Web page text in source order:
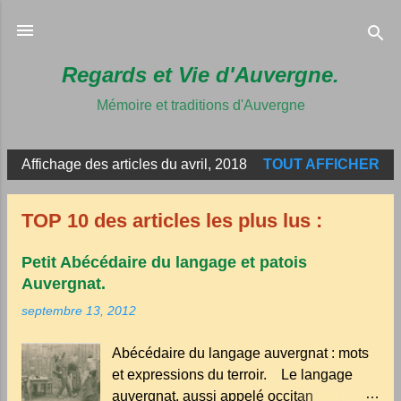
Accéder
Regards et Vie d'Auvergne.
Mémoire et traditions d'Auvergne
A
Affichage des articles du avril, 2018 TOUT AFFICHER
TOP 10 des articles les plus lus :
Petit Abécédaire du langage et patois
Auvergnat.
septembre 13, 2012
Abécédaire du langage auvergnat : mots
et expressions du terroir. Le langage
auvergnat, aussi appelé occitan